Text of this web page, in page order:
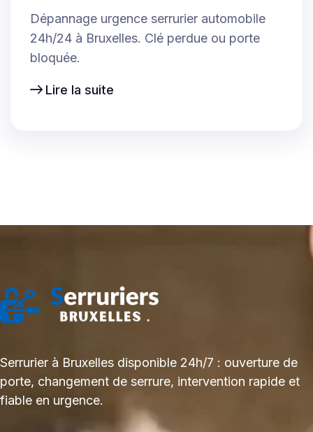
Dépannage urgence serrurier automobile
24h/24 à Bruxelles. Clé perdue ou porte
bloquée.
Lire la suite
Serrurier à Bruxelles disponible 24h/7 : ouverture de
porte, changement de serrure, intervention rapide et
fiable en urgence.